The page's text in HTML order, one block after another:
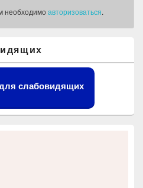
необходимо авторизоваться.
слабовидящих